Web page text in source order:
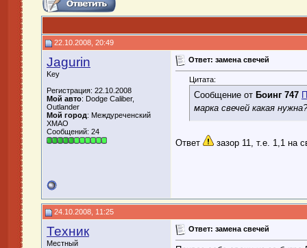
22.10.2008, 20:49
Jagurin
Key
Регистрация: 22.10.2008
Мой авто: Dodge Caliber,
Outlander
Мой город: Междуреченский
ХМАО
Сообщений: 24
Ответ: замена свечей
Цитата:
Сообщение от Боинг 747
марка свечей какая
Ответ зазор 11, т.е. 1,1 на
24.10.2008, 11:25
Техник
Местный
Ответ: замена свечей